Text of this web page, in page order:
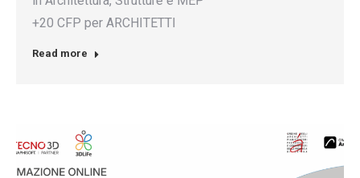
+20 CFP per ARCHITETTI
Read more